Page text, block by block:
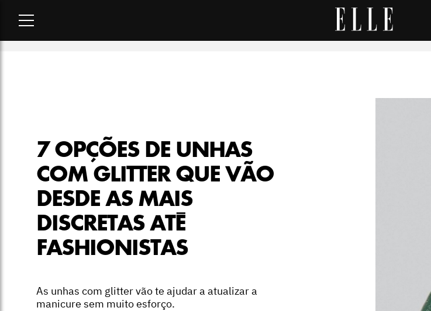
7 opções de unhas com glitter que vão desde as mais discretas até fashionistas
7 OPÇÕES DE UNHAS
COM GLITTER QUE VÃO
DESDE AS MAIS
DISCRETAS ATÉ
FASHIONISTAS
As unhas com glitter vão te ajudar a atualizar a
manicure sem muito esforço.